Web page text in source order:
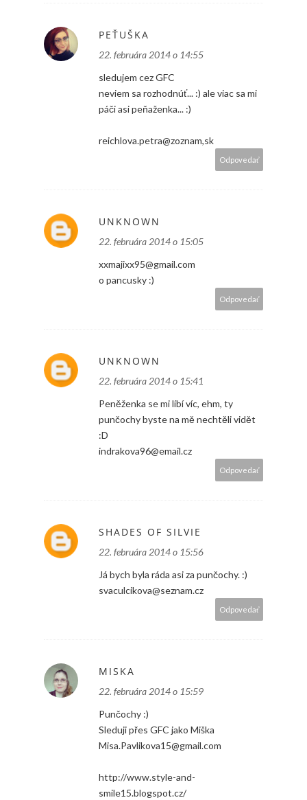
PEŤUŠKA
22. februára 2014 o 14:55
sledujem cez GFC
neviem sa rozhodnúť... :) ale viac sa mi
páči asi peňaženka... :)
reichlova.petra@zoznam,sk
Odpovedať
UNKNOWN
22. februára 2014 o 15:05
xxmajixx95@gmail.com
o pancusky :)
Odpovedať
UNKNOWN
22. februára 2014 o 15:41
Peněženka se mi líbí víc, ehm, ty
punčochy byste na mě nechtěli vidět
:D
indrakova96@email.cz
Odpovedať
SHADES OF SILVIE
22. februára 2014 o 15:56
Já bych byla ráda asi za punčochy. :)
svaculcikova@seznam.cz
Odpovedať
MISKA
22. februára 2014 o 15:59
Punčochy :)
Sleduji přes GFC jako Miška
Misa.Pavlikova15@gmail.com
http://www.style-and-
smile15.blogspot.cz/